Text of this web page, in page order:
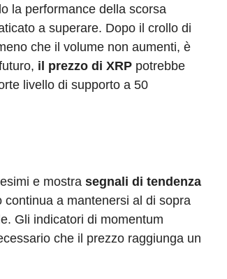
la performance della scorsa
a superare. Dopo il crollo di
che il volume non aumenti, è
il prezzo di XRP potrebbe
livello di supporto a 50
e mostra segnali di tendenza
a mantenersi al di sopra
Gli indicatori di momentum
che il prezzo raggiunga un